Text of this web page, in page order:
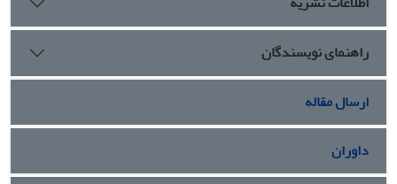
راهنمای نویسندگان
ارسال مقاله
داوران